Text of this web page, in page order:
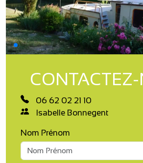
06 62 02 21 10
Isabelle Bonnegent
Nom Prénom